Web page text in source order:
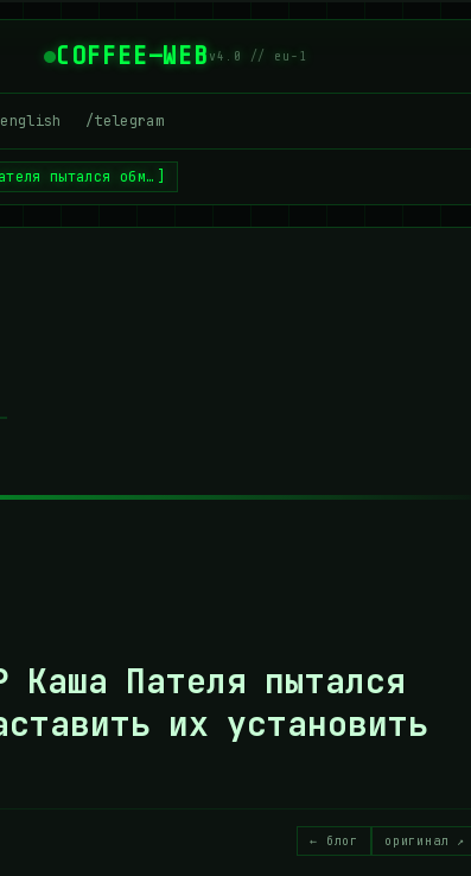
COFFEE—WEBv4.0 // eu-1
/telegram
пытался обм…
Каша Пателя пытался
их установить
← блог оригинал ↗